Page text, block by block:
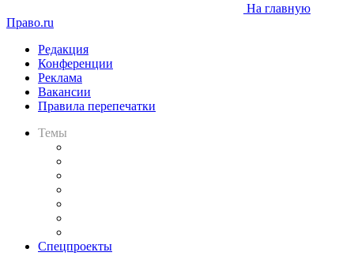
На главную
Право.ru
Редакция
Конференции
Реклама
Вакансии
Правила перепечатки
Темы
Спецпроекты